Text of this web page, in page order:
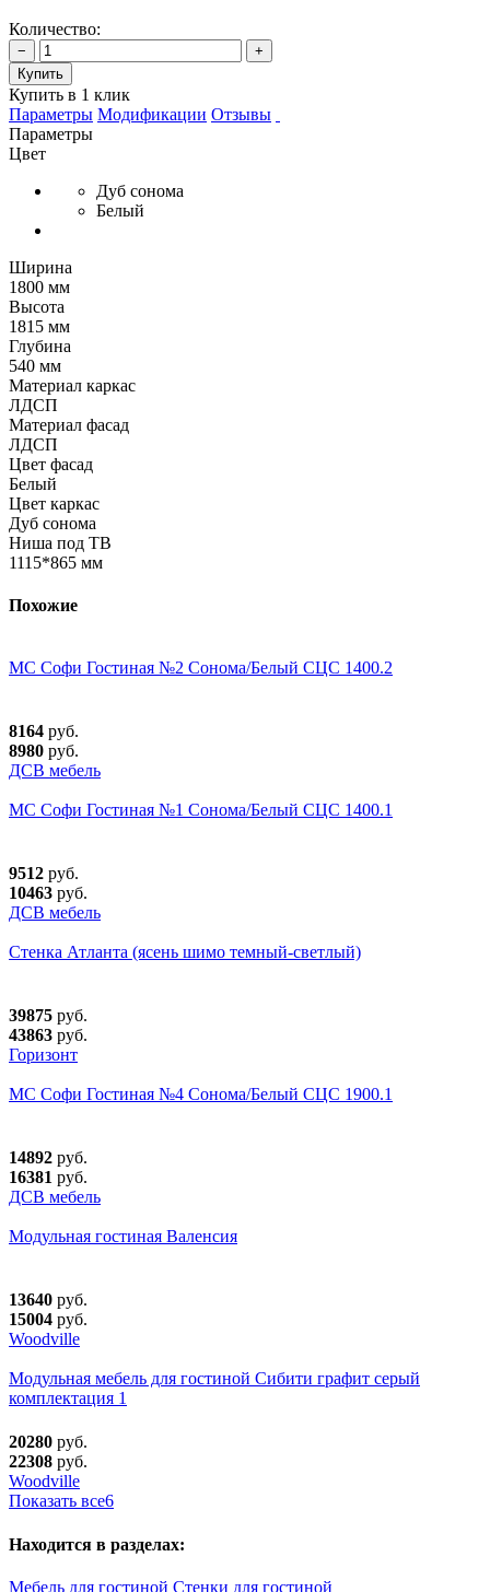
Количество:
−
+
Купить
Купить в 1 клик
Параметры Модификации Отзывы
Параметры
Цвет
Дуб сонома
Белый
Ширина
1800 мм
Высота
1815 мм
Глубина
540 мм
Материал каркас
ЛДСП
Материал фасад
ЛДСП
Цвет фасад
Белый
Цвет каркас
Дуб сонома
Ниша под ТВ
1115*865 мм
Похожие
МС Софи Гостиная №2 Сонома/Белый СЦС 1400.2
8164 руб.
8980 руб.
ДСВ мебель
МС Софи Гостиная №1 Сонома/Белый СЦС 1400.1
9512 руб.
10463 руб.
ДСВ мебель
Стенка Атланта (ясень шимо темный-светлый)
39875 руб.
43863 руб.
Горизонт
МС Софи Гостиная №4 Сонома/Белый СЦС 1900.1
14892 руб.
16381 руб.
ДСВ мебель
Модульная гостиная Валенсия
13640 руб.
15004 руб.
Woodville
Модульная мебель для гостиной Сибити графит серый
комплектация 1
20280 руб.
22308 руб.
Woodville
Показать все6
Находится в разделах:
Мебель для гостиной Стенки для гостиной